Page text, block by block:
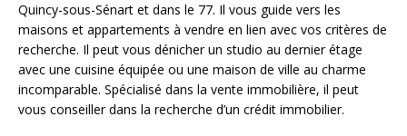
Quincy-sous-Sénart et dans le 77. Il vous guide vers les
maisons et appartements à vendre en lien avec vos critères de
recherche. Il peut vous dénicher un studio au dernier étage
avec une cuisine équipée ou une maison de ville au charme
incomparable. Spécialisé dans la vente immobilière, il peut
vous conseiller dans la recherche d’un crédit immobilier.